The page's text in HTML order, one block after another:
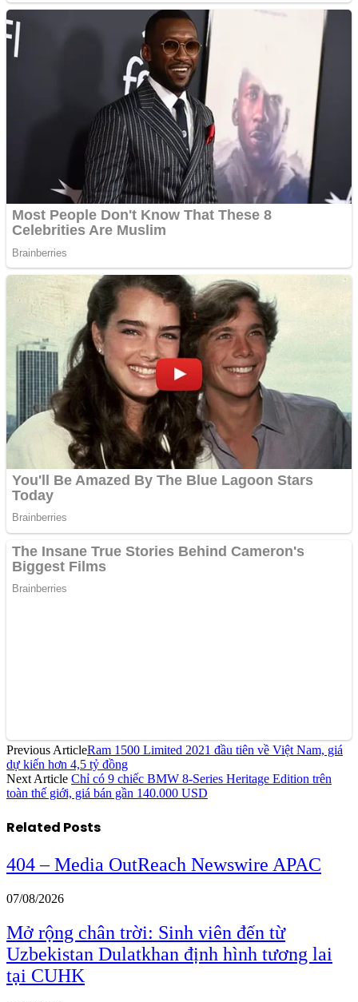
Previous ArticleRam 1500 Limited 2021 đầu tiên về Việt Nam, giá
dự kiến hơn 4,5 tỷ đồng
Next Article Chỉ có 9 chiếc BMW 8-Series Heritage Edition trên
toàn thế giới, giá bán gần 140.000 USD
Related Posts
404 – Media OutReach Newswire APAC
07/08/2026
Mở rộng chân trời: Sinh viên đến từ
Uzbekistan Dulatkhan định hình tương lai
tại CUHK